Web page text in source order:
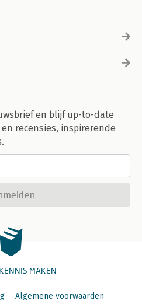
en blijf up-to-date
recensies, inspirerende
MAKEN
Algemene voorwaarden